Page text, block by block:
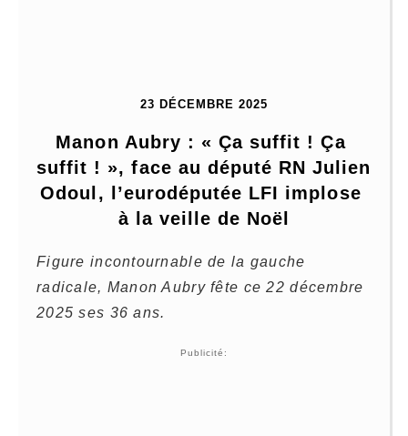
23 DÉCEMBRE 2025
Manon Aubry : « Ça suffit ! Ça
suffit ! », face au député RN Julien
Odoul, l’eurodéputée LFI implose
à la veille de Noël
Figure incontournable de la gauche
radicale, Manon Aubry fête ce 22 décembre
2025 ses 36 ans.
Publicité: